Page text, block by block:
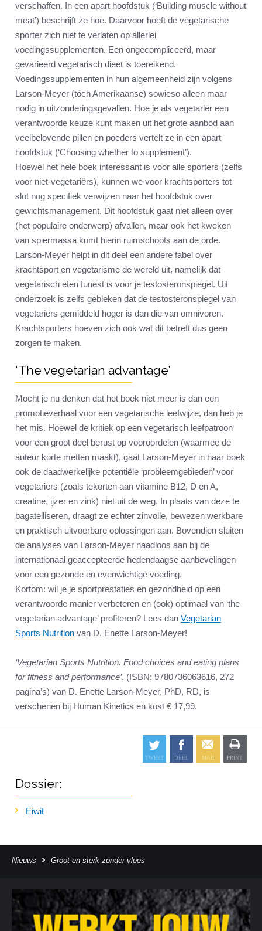
verschaffen. In een apart hoofdstuk (‘Building muscle without
meat’) beschrijft ze hoe. Daarvoor hoeft de vegetarische
sporter zich niet te verlaten op allerlei
voedingssupplementen. Een ongecompliceerd, maar
gevarieerd vegetarisch dieet is toereikend.
Voedingssupplementen in hun algemeenheid zijn volgens
Larson-Meyer (tóch Amerikaanse) sowieso alleen maar
nodig in uitzonderingsgevallen. Hoe je als vegetariër een
verantwoorde keuze kunt maken uit het grote aanbod aan
veelbelovende pillen en poeders vertelt ze in een apart
hoofdstuk (‘Choosing whether to supplement’).
Hoewel het hele boek interessant is voor alle sporters (zelfs
voor niet-vegetariërs), kunnen we voor krachtsporters tot
slot nog specifiek verwijzen naar het hoofdstuk over
gewichtsmanagement. Dit hoofdstuk gaat niet alleen over
(het populaire onderwerp) afvallen, maar ook het kweken
van spiermassa komt hierin ruimschoots aan de orde.
Larson-Meyer helpt in dit deel een andere fabel over
krachtsport en vegetarisme de wereld uit, namelijk dat
vegetarisch eten funest is voor je testosteronspiegel. Uit
onderzoek is zelfs gebleken dat de testosteronspiegel van
vegetariërs gemiddeld hoger is dan die van omnivoren.
Krachtsporters hoeven zich ook wat dit betreft dus geen
zorgen te maken.
‘The vegetarian advantage’
Mocht je nu denken dat het boek niet meer is dan een
promotieverhaal voor een vegetarische leefwijze, dan heb je
het mis. Hoewel de kritiek op een vegetarisch leefpatroon
voor een groot deel berust op vooroordelen (waarmee de
auteur korte metten maakt), gaat Larson-Meyer in haar boek
ook de daadwerkelijke potentiële ‘probleemgebieden’ voor
vegetariërs (zoals tekorten aan vitamine B12, D en A,
creatine, ijzer en zink) niet uit de weg. In plaats van deze te
bagatelliseren, draagt ze echter zinvolle, bewezen werkbare
en praktisch uitvoerbare oplossingen aan. Bovendien sluiten
de analyses van Larson-Meyer naadloos aan bij de
internationaal geaccepteerde hedendaagse aanbevelingen
voor een gezonde en evenwichtige voeding.
Kortom: wil je je sportprestaties en gezondheid op een
verantwoorde manier verbeteren en (ook) optimaal van ‘the
vegetarian advantage’ profiteren? Lees dan Vegetarian
Sports Nutrition van D. Enette Larson-Meyer!
‘Vegetarian Sports Nutrition. Food choices and eating plans
for fitness and performance’. (ISBN: 9780736063616, 272
pagina’s) van D. Enette Larson-Meyer, PhD, RD, is
verschenen bij Human Kinetics en kost € 17,99.
Dossier:
Eiwit
Nieuws Groot en sterk zonder vlees